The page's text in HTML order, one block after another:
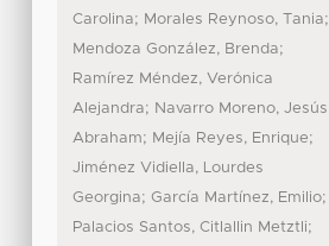
Carolina; Morales Reynoso, Tania;
Mendoza González, Brenda;
Ramírez Méndez, Verónica
Alejandra; Navarro Moreno, Jesús
Abraham; Mejía Reyes, Enrique;
Jiménez Vidiella, Lourdes
Georgina; García Martínez, Emilio;
Palacios Santos, Citlallin Metztli;